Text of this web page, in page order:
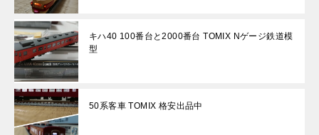
キハ40 100番台と2000番台 TOMIX Nゲージ鉄道模
型
50系客車 TOMIX 格安出品中